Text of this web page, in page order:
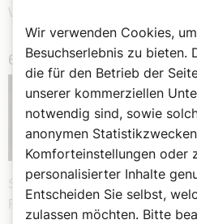
Wiener Schnitzel oder
6. „Nicht jeder Mensch hat
SONNTAG hat dazu mit Caritas-
Parr
Wir verwenden Cookies,
Besuchserlebnis zu bieten.
die für den Betrieb der
unserer kommerziellen
notwendig sind, sowie
anonymen
Komforteinstellungen oder
personalisierter Inhalte
Entscheiden Sie selbst,
zulassen möchten. Bitte